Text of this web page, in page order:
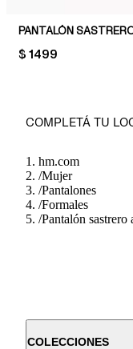
PANTALÓN
PRICE:
$ 1499
COMPLETÁ TU
hm.com
/Mujer
/Pantalones
/Formales
/Pantalón sastrero
COLECCIONES